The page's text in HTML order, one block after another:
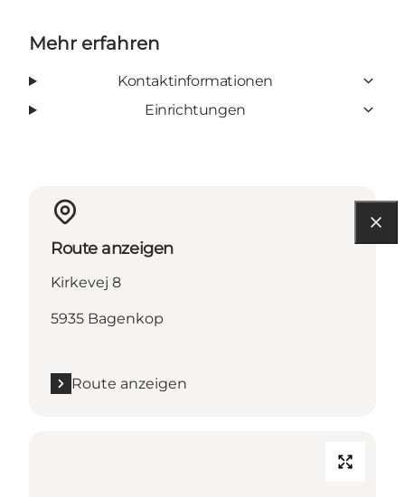
Mehr erfahren
Kontaktinformationen
Einrichtungen
Route anzeigen
Kirkevej 8
5935 Bagenkop
Route anzeigen